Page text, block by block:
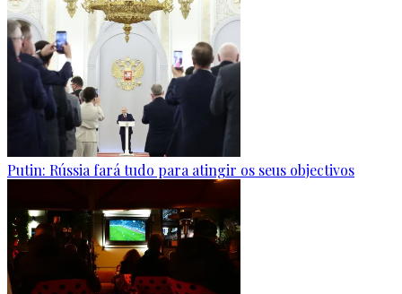
Putin: Rússia fará tudo para atingir os seus objectivos